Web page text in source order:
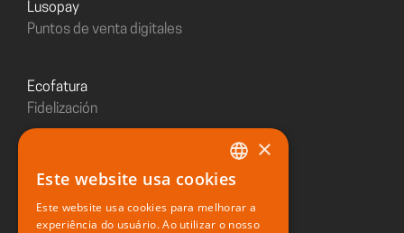
Lusopay
Puntos de venta digitales
Ecofatura
Fidelización
Restaurante digital
PORTUGUESE
ENGLISH
×
Este website usa cookies
Este website usa cookies para melhorar a
experiência do usuário. Ao utilizar o nosso